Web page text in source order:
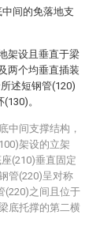
间的免落地支
架设且垂直于梁
两个均垂直插装
述短钢管(120)
。
中间支撑结构，
架设的立架
(210)垂直固定
管(220)呈对称
(220)之间且位于
底托撑的第二横